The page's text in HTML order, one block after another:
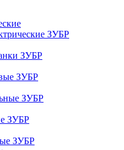
ЗУБР
ЗУБР
ЗУБР
ЗУБР
ЗУБР
ЗУБР